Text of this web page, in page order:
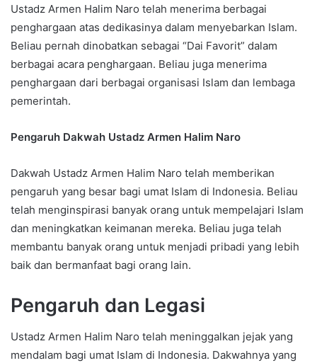
Ustadz Armen Halim Naro telah menerima berbagai
penghargaan atas dedikasinya dalam menyebarkan Islam.
Beliau pernah dinobatkan sebagai “Dai Favorit” dalam
berbagai acara penghargaan. Beliau juga menerima
penghargaan dari berbagai organisasi Islam dan lembaga
pemerintah.
Pengaruh Dakwah Ustadz Armen Halim Naro
Dakwah Ustadz Armen Halim Naro telah memberikan
pengaruh yang besar bagi umat Islam di Indonesia. Beliau
telah menginspirasi banyak orang untuk mempelajari Islam
dan meningkatkan keimanan mereka. Beliau juga telah
membantu banyak orang untuk menjadi pribadi yang lebih
baik dan bermanfaat bagi orang lain.
Pengaruh dan Legasi
Ustadz Armen Halim Naro telah meninggalkan jejak yang
mendalam bagi umat Islam di Indonesia. Dakwahnya yang